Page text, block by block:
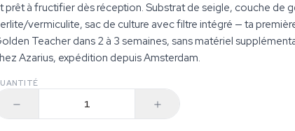
prêt à fructifier dès réception. Substrat de seigle, couche de
vermiculite, sac de culture avec filtre intégré — ta
Teacher dans 2 à 3 semaines, sans matériel
Azarius, expédition depuis Amsterdam.